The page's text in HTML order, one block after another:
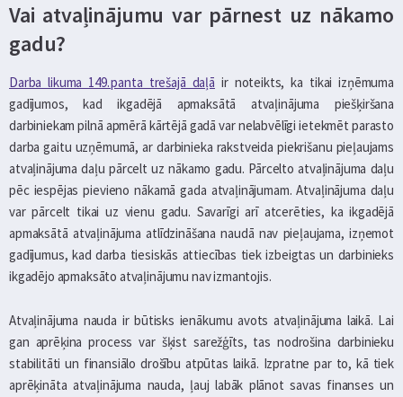
Vai atvaļinājumu var pārnest uz nākamo
gadu?
Darba likuma 149. panta trešajā daļā ir noteikts, ka tikai izņēmuma
gadījumos, kad ikgadējā apmaksātā atvaļinājuma piešķiršana
darbiniekam pilnā apmērā kārtējā gadā var nelabvēlīgi ietekmēt parasto
darba gaitu uzņēmumā, ar darbinieka rakstveida piekrišanu pieļaujams
atvaļinājuma daļu pārcelt uz nākamo gadu. Pārcelto atvaļinājuma daļu
pēc iespējas pievieno nākamā gada atvaļinājumam. Atvaļinājuma daļu
var pārcelt tikai uz vienu gadu. Savarīgi arī atcerēties, ka ikgadējā
apmaksātā atvaļinājuma atlīdzināšana naudā nav pieļaujama, izņemot
gadījumus, kad darba tiesiskās attiecības tiek izbeigtas un darbinieks
ikgadējo apmaksāto atvaļinājumu nav izmantojis.
Atvaļinājuma nauda ir būtisks ienākumu avots atvaļinājuma laikā. Lai
gan aprēķina process var šķist sarežģīts, tas nodrošina darbinieku
stabilitāti un finansiālo drošību atpūtas laikā. Izpratne par to, kā tiek
aprēķināta atvaļinājuma nauda, ļauj labāk plānot savas finanses un